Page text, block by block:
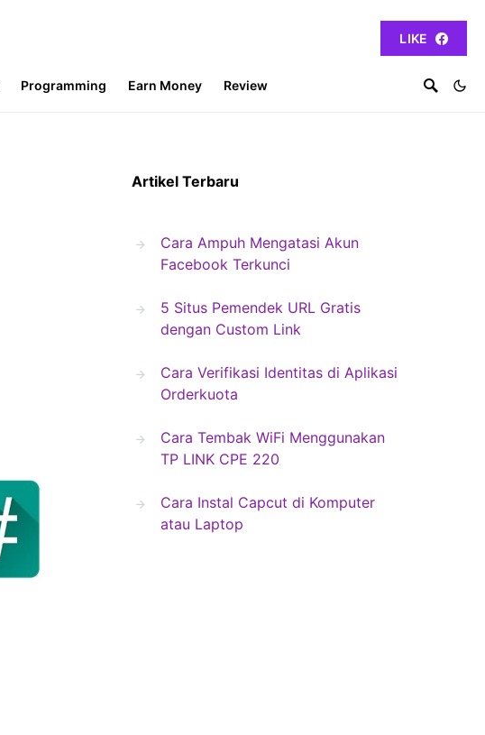
LIKE
Programming Earn Money Review
Artikel Terbaru
Cara Ampuh Mengatasi Akun
Facebook Terkunci
5 Situs Pemendek URL Gratis
dengan Custom Link
Cara Verifikasi Identitas di Aplikasi
Orderkuota
Cara Tembak WiFi Menggunakan
TP LINK CPE 220
Cara Instal Capcut di Komputer
atau Laptop